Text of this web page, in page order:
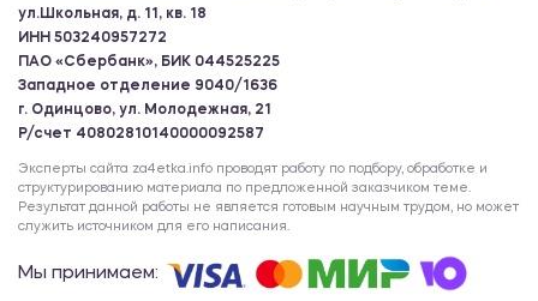
ул.Школьная, д. 11, кв. 18
ИНН 503240957272
ПАО «Сбербанк», БИК 044525225
Западное отделение 9040/1636
г. Одинцово, ул. Молодежная, 21
Р/счет 40802810140000092587
Эксперты сайта za4etka.info проводят работу по подбору, обработке и
структурированию материала по предложенной заказчиком теме.
Результат данной работы не является готовым научным трудом, но может
служить источником для его написания.
Мы принимаем: